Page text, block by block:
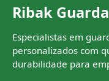
Ribak
Especialistas em
personalizados com
durabilidade para